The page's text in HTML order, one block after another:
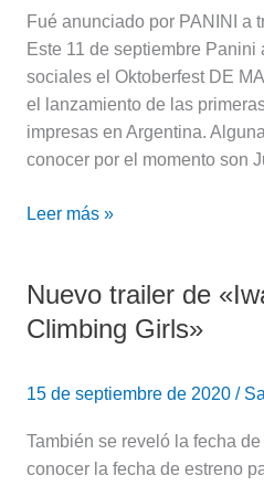
Fué anunciado por PANINI a
Este 11 de septiembre
sociales el Oktoberfest DE
el lanzamiento de las
impresas en Argentina.
conocer por el momento son
Leer más »
Nuevo trailer de
Climbing Girls»
15 de septiembre de 2020 /
También se reveló la fecha
conocer la fecha de estreno
Nuevo
trailer
Kakeru!